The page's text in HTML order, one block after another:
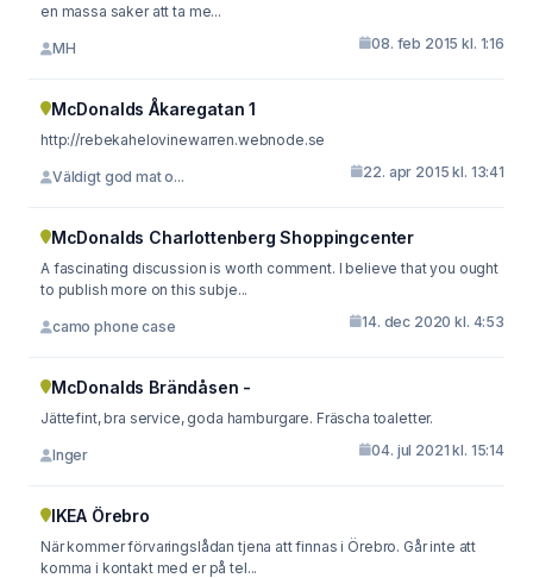
en massa saker att ta me...
MH 08. feb 2015 kl. 1:16
McDonalds Åkaregatan 1
http://rebekahelovinewarren.webnode.se
Väldigt god mat o... 22. apr 2015 kl. 13:41
McDonalds Charlottenberg Shoppingcenter
A fascinating discussion is worth comment. I believe that you ought
to publish more on this subje...
camo phone case 14. dec 2020 kl. 4:53
McDonalds Brändåsen -
Jättefint, bra service, goda hamburgare. Fräscha toaletter.
Inger 04. jul 2021 kl. 15:14
IKEA Örebro
När kommer förvaringslådan tjena att finnas i Örebro. Går inte att
komma i kontakt med er på tel...